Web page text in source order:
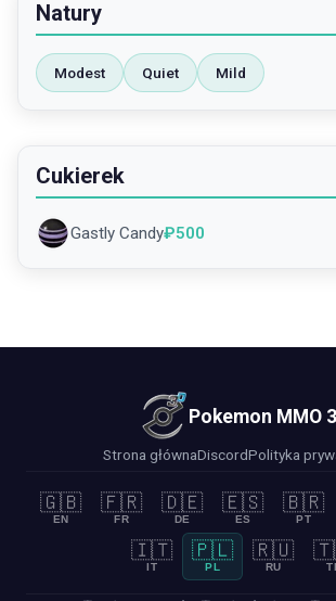
Natury
Modest Quiet Mild
Cukierek
Gastly Candy₽500
Pokemon MMO
Strona głównaDiscordPolityka
🇬🇧
EN
🇫🇷
FR
🇩🇪
DE
🇪🇸
ES
🇧🇷
PT
🇮🇹
IT
🇵🇱
PL
🇷🇺
RU